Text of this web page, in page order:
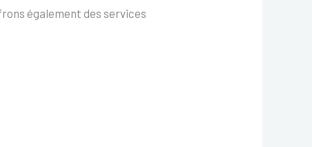
également des services